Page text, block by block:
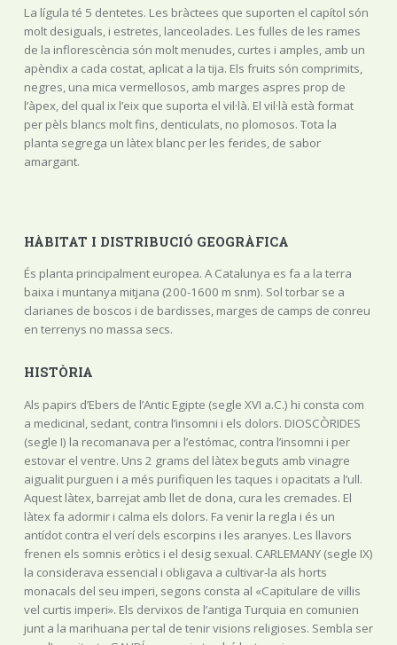
La lígula té 5 dentetes. Les bràctees que suporten el capítol són
molt desiguals, i estretes, lanceolades. Les fulles de les rames
de la inflorescència són molt menudes, curtes i amples, amb un
apèndix a cada costat, aplicat a la tija. Els fruits són comprimits,
negres, una mica vermellosos, amb marges aspres prop de
l’àpex, del qual ix l’eix que suporta el vil·là. El vil·là està format
per pèls blancs molt fins, denticulats, no plomosos. Tota la
planta segrega un làtex blanc per les ferides, de sabor
amargant.
HÀBITAT I DISTRIBUCIÓ GEOGRÀFICA
És planta principalment europea. A Catalunya es fa a la terra
baixa i muntanya mitjana (200-1600 m snm). Sol torbar se a
clarianes de boscos i de bardisses, marges de camps de conreu
en terrenys no massa secs.
HISTÒRIA
Als papirs d’Ebers de l’Antic Egipte (segle XVI a.C.) hi consta com
a medicinal, sedant, contra l’insomni i els dolors. DIOSCÒRIDES
(segle I) la recomanava per a l’estómac, contra l’insomni i per
estovar el ventre. Uns 2 grams del làtex beguts amb vinagre
aigualit purguen i a més purifiquen les taques i opacitats a l’ull.
Aquest làtex, barrejat amb llet de dona, cura les cremades. El
làtex fa adormir i calma els dolors. Fa venir la regla i és un
antídot contra el verí dels escorpins i les aranyes. Les llavors
frenen els somnis eròtics i el desig sexual. CARLEMANY (segle IX)
la considerava essencial i obligava a cultivar-la als horts
monacals del seu imperi, segons consta al «Capitulare de villis
vel curtis imperi». Els dervixos de l’antiga Turquia en comunien
junt a la marihuana per tal de tenir visions religioses. Sembla ser